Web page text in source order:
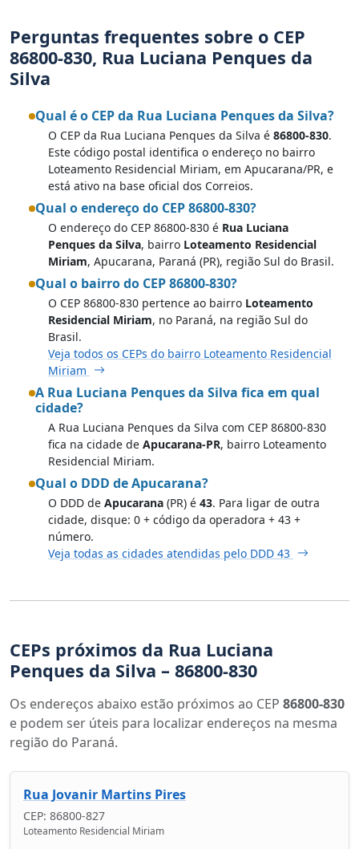
Perguntas frequentes sobre o CEP
86800-830, Rua Luciana Penques da
Silva
Qual é o CEP da Rua Luciana Penques da Silva?
O CEP da Rua Luciana Penques da Silva é 86800-830.
Este código postal identifica o endereço no bairro
Loteamento Residencial Miriam, em Apucarana/PR, e
está ativo na base oficial dos Correios.
Qual o endereço do CEP 86800-830?
O endereço do CEP 86800-830 é Rua Luciana
Penques da Silva, bairro Loteamento Residencial
Miriam, Apucarana, Paraná (PR), região Sul do Brasil.
Qual o bairro do CEP 86800-830?
O CEP 86800-830 pertence ao bairro Loteamento
Residencial Miriam, no Paraná, na região Sul do
Brasil.
Veja todos os CEPs do bairro Loteamento Residencial
Miriam
A Rua Luciana Penques da Silva fica em qual
cidade?
A Rua Luciana Penques da Silva com CEP 86800-830
fica na cidade de Apucarana-PR, bairro Loteamento
Residencial Miriam.
Qual o DDD de Apucarana?
O DDD de Apucarana (PR) é 43. Para ligar de outra
cidade, disque: 0 + código da operadora + 43 +
número.
Veja todas as cidades atendidas pelo DDD 43
CEPs próximos da Rua Luciana
Penques da Silva – 86800-830
Os endereços abaixo estão próximos ao CEP 86800-830
e podem ser úteis para localizar endereços na mesma
região do Paraná.
Rua Jovanir Martins Pires
CEP: 86800-827
Loteamento Residencial Miriam